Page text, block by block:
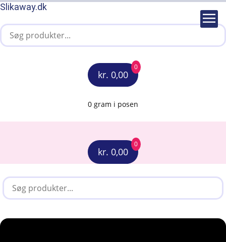
Slikaway.dk
kr. 0,00
0
0 gram i posen
kr. 0,00
0